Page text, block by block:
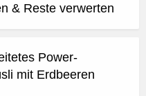
& Reste verwerten
Power-
mit Erdbeeren